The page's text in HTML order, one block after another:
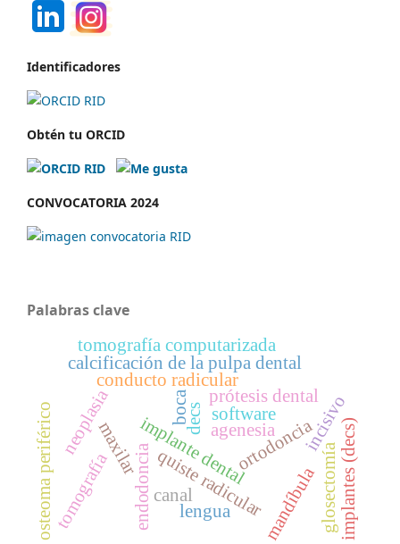
Identificadores
Obtén tu ORCID
CONVOCATORIA 2024
Palabras clave
agenesia
ortodoncia
implante dental
prótesis dentalincisivo
conducto radicular
calcificación de la pulpa dental
quiste radicular
endodoncia
maxilar
canal
tomografía implantes (decs)
osteoma periférico neoplasia
mandíbula
software
glosectomía
tomografía computarizada
boca
lengua
decs